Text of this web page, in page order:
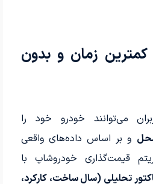
زمان و بدون
می‌توانند خودرو خود را
و بر اساس داده‌های واقعی
قیمت‌گذاری خودروشاپ با
فاکتور تحلیلی (سال ساخت، کارکرد،